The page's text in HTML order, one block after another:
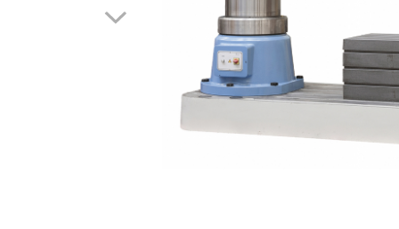
Strunguri cu surub de ghidare
Strunguri universale cu afisaj